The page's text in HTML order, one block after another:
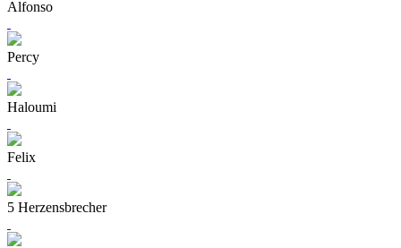
Alfonso
Percy
Haloumi
Felix
5 Herzensbrecher